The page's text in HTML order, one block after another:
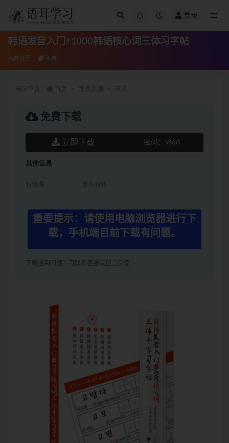
登录
韩语发音入门+1000韩语核心词三体习字帖
免费资源 免费
免费下载
立即下载 密码： vsqd
其他信息
有效期 永久有效
重要提示：请使用电脑浏览器进行下
载，手机端目前下载有问题。
下载遇到问题？可联系客服或留言反馈